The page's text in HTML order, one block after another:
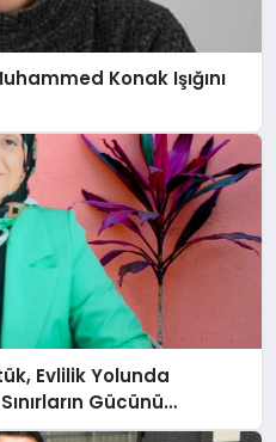
Konak Işığını
Evlilik Yolunda
Gücünü